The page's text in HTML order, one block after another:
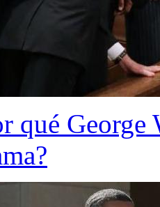
qué George